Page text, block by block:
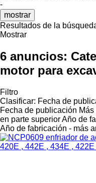
-
mostrar
Resultados de la
Mostrar
6 anuncios:
motor para
Filtro
Clasificar: Fecha de
Fecha de publicación
en parte superiorAño de
Año de fabricación - más